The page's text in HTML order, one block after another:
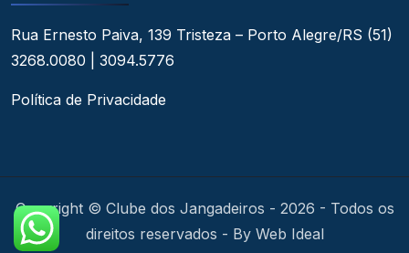
Rua Ernesto Paiva, 139 Tristeza – Porto Alegre/RS (51)
3268.0080 | 3094.5776
Política de Privacidade
Copyright © Clube dos Jangadeiros - 2026 - Todos os
direitos reservados - By Web Ideal